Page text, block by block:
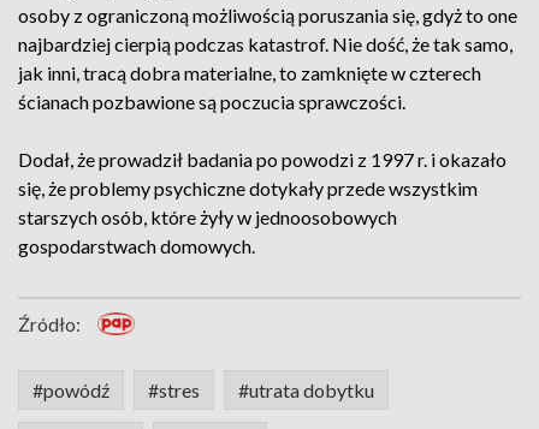
osoby z ograniczoną możliwością poruszania się, gdyż to one
najbardziej cierpią podczas katastrof. Nie dość, że tak samo,
jak inni, tracą dobra materialne, to zamknięte w czterech
ścianach pozbawione są poczucia sprawczości.
Dodał, że prowadził badania po powodzi z 1997 r. i okazało
się, że problemy psychiczne dotykały przede wszystkim
starszych osób, które żyły w jednoosobowych
gospodarstwach domowych.
Źródło:
#powódź #stres #utrata dobytku